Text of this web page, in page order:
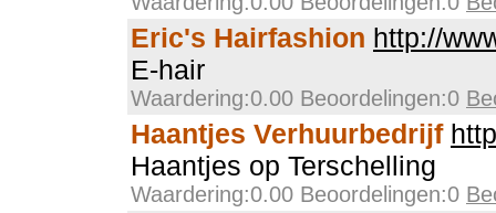
Eric's Hairfashion http://
E-hair
Waardering:0.00 Beoordelingen:0
Haantjes Verhuurbedrijf
Haantjes op Terschelling
Waardering:0.00 Beoordelingen:0